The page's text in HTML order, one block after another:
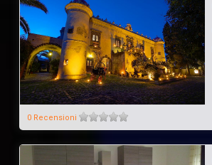
0 Recensioni